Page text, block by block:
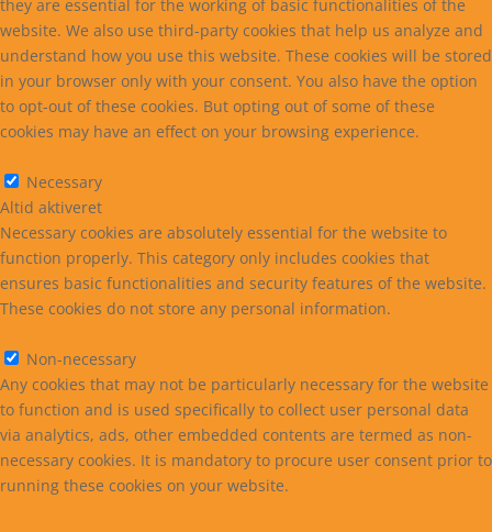
they are essential for the working of basic functionalities of the
website. We also use third-party cookies that help us analyze and
understand how you use this website. These cookies will be stored
in your browser only with your consent. You also have the option
to opt-out of these cookies. But opting out of some of these
cookies may have an effect on your browsing experience.
Necessary
Altid aktiveret
Necessary cookies are absolutely essential for the website to
function properly. This category only includes cookies that
ensures basic functionalities and security features of the website.
These cookies do not store any personal information.
Non-necessary
Any cookies that may not be particularly necessary for the website
to function and is used specifically to collect user personal data
via analytics, ads, other embedded contents are termed as non-
necessary cookies. It is mandatory to procure user consent prior to
running these cookies on your website.